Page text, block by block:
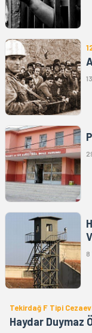
8
Tekirdağ F Tipi
Haydar Duymaz